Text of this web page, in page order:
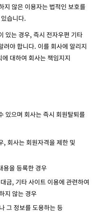
지 않은 이용자는 법적인 보호를
습니다.
있는 경우, 즉시 전자우편 기타
려야 합니다. 이를 회사에 알리지
대하여 회사는 책임지지
있으며 회사는 즉시 회원탈퇴를
, 회사는 회원자격을 제한 및
용을 등록한 경우
금, 기타 사이트 이용에 관련하여
지 않는 경우
그 정보를 도용하는 등